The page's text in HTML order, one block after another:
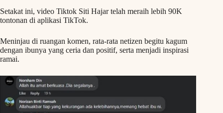
Setakat ini, video Tiktok Siti Hajar telah meraih lebih 90K
tontonan di aplikasi TikTok.
Meninjau di ruangan komen, rata-rata netizen begitu kagum
dengan ibunya yang ceria dan positif, serta menjadi inspirasi
ramai.